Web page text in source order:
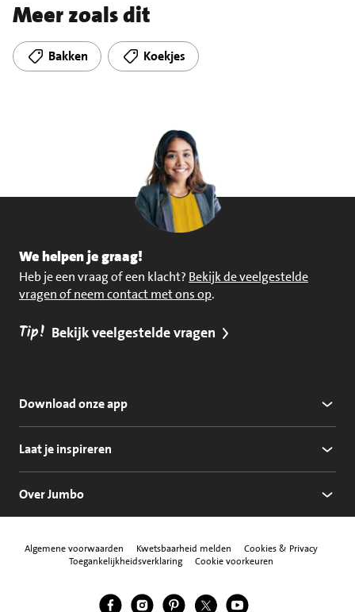
Meer zoals dit
Bakken Koekjes
We helpen je graag!
Heb je een vraag of een klacht? Bekijk de veelgestelde
vragen of neem contact met ons op.
Tip! Bekijk veelgestelde vragen
Download onze app
Laat je inspireren
Over Jumbo
Algemene voorwaarden Kwetsbaarheid melden
Cookies & Privacy
Toegankelijkheidsverklaring
Cookie voorkeuren
Volg ons
Jumbo Facebook
Jumbo Instagram
Jumbo Pinterest
Jumbo Twitter
Jumbo YouTube